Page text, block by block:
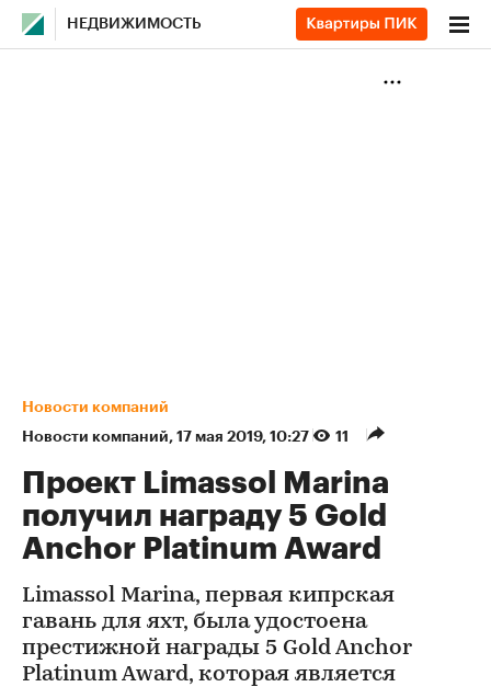
НЕДВИЖИМОСТЬ
Новости компаний
Новости компаний⁠, 17 мая 2019, 10:27 11
Проект Limassol Marina
получил награду 5 Gold
Anchor Platinum Award
Limassol Marina, первая кипрская
гавань для яхт, была удостоена
престижной награды 5 Gold Anchor
Platinum Award, которая является